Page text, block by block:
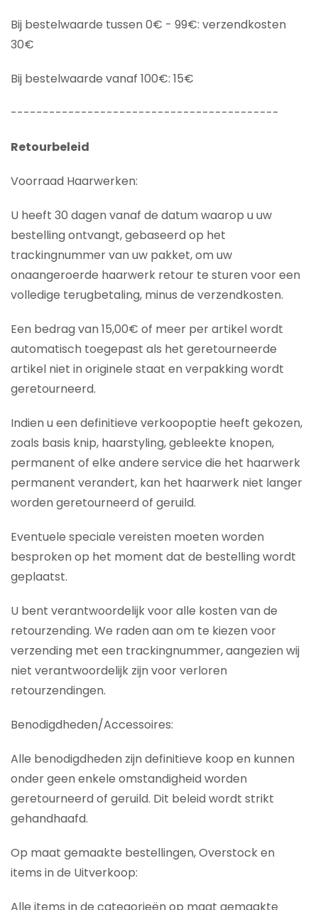
Bij bestelwaarde tussen 0€ - 99€: verzendkosten
30€
Bij bestelwaarde vanaf 100€: 15€
------------------------------------------
Retourbeleid
Voorraad Haarwerken:
U heeft 30 dagen vanaf de datum waarop u uw
bestelling ontvangt, gebaseerd op het
trackingnummer van uw pakket, om uw
onaangeroerde haarwerk retour te sturen voor een
volledige terugbetaling, minus de verzendkosten.
Een bedrag van 15,00€ of meer per artikel wordt
automatisch toegepast als het geretourneerde
artikel niet in originele staat en verpakking wordt
geretourneerd.
Indien u een definitieve verkoopoptie heeft gekozen,
zoals basis knip, haarstyling, gebleekte knopen,
permanent of elke andere service die het haarwerk
permanent verandert, kan het haarwerk niet langer
worden geretourneerd of geruild.
Eventuele speciale vereisten moeten worden
besproken op het moment dat de bestelling wordt
geplaatst.
U bent verantwoordelijk voor alle kosten van de
retourzending. We raden aan om te kiezen voor
verzending met een trackingnummer, aangezien wij
niet verantwoordelijk zijn voor verloren
retourzendingen.
Benodigdheden/Accessoires:
Alle benodigdheden zijn definitieve koop en kunnen
onder geen enkele omstandigheid worden
geretourneerd of geruild. Dit beleid wordt strikt
gehandhaafd.
Op maat gemaakte bestellingen, Overstock en
items in de Uitverkoop: